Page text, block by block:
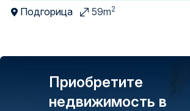
Подгорица 59m2
Приобретите
недвижимость в